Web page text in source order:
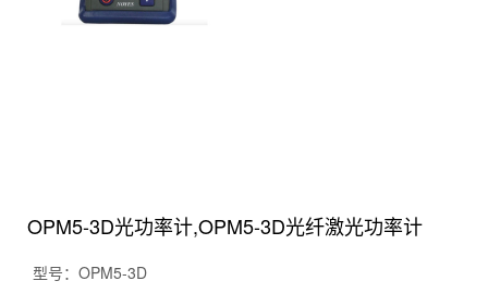
OPM5-3D光功率计,OPM5-3D光纤激光功率计
型号：OPM5-3D